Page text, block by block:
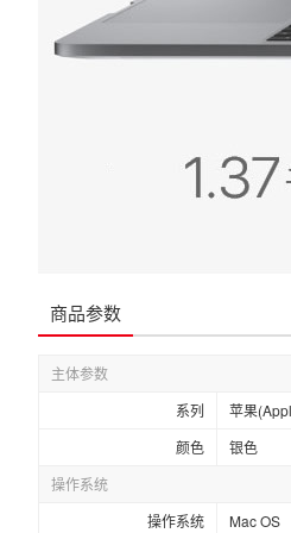
商品参数
主体参数
系列
苹果
颜色
银色
操作系统
操作系统
Mac OS